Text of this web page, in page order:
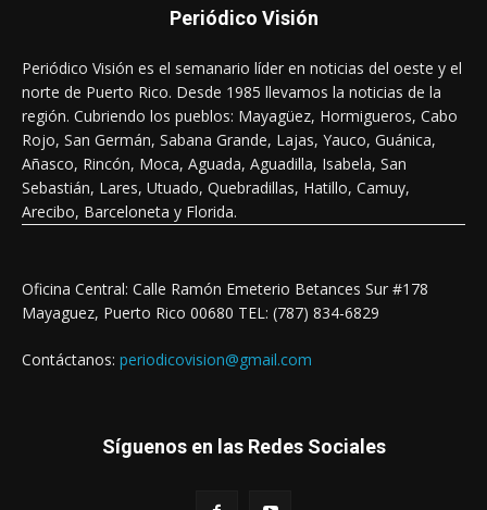
Periódico Visión
Periódico Visión es el semanario líder en noticias del oeste y el
norte de Puerto Rico. Desde 1985 llevamos la noticias de la
región. Cubriendo los pueblos: Mayagüez, Hormigueros, Cabo
Rojo, San Germán, Sabana Grande, Lajas, Yauco, Guánica,
Añasco, Rincón, Moca, Aguada, Aguadilla, Isabela, San
Sebastián, Lares, Utuado, Quebradillas, Hatillo, Camuy,
Arecibo, Barceloneta y Florida.
Oficina Central: Calle Ramón Emeterio Betances Sur #178
Mayaguez, Puerto Rico 00680 TEL: (787) 834-6829
Contáctanos: periodicovision@gmail.com
Síguenos en las Redes Sociales